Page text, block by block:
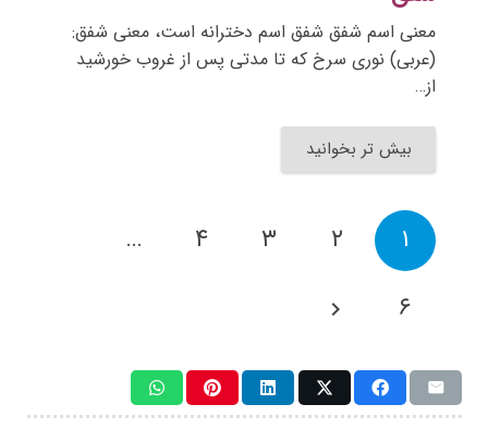
معنی اسم شفق شفق اسم دخترانه است، معنی شفق:
(عربی) نوری سرخ که تا مدتی پس از غروب خورشید
از…
بیش تر بخوانید
۱ ۲ ۳ ۴
…
۶